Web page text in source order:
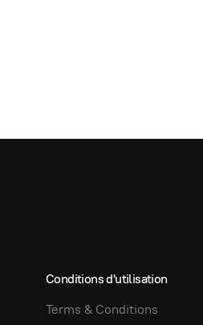
Conditions d'utilisation
Terms & Conditions